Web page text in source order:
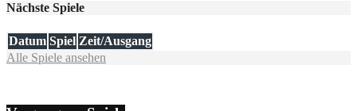
Nächste Spiele
Datum Spiel Zeit/Ausgang
Alle Spiele ansehen